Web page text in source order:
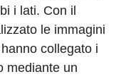
i lati. Con il
le immagini
collegato i
mediante un